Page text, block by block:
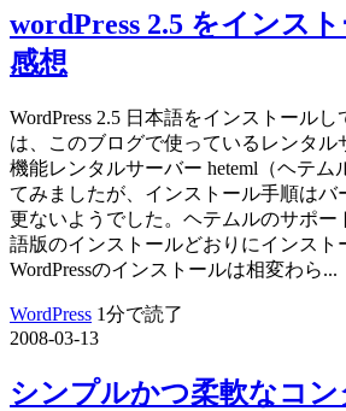
wordPress 2.5 をインス
感想
WordPress 2.5 日本語をインストール
は、このブログで使っているレンタル
機能レンタルサーバー heteml（ヘテム
てみましたが、インストール手順はバ
更ないようでした。ヘテムルのサポー
語版のインストールどおりにインスト
WordPressのインストールは相変わら...
WordPress 1分で読了
2008-03-13
シンプルかつ柔軟なコ